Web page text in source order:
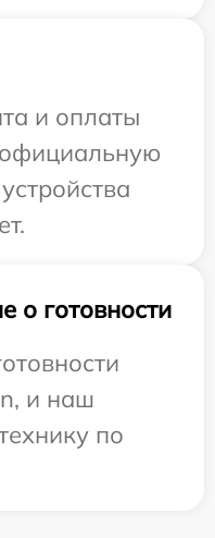
и оплаты
о готовности
и наш
по